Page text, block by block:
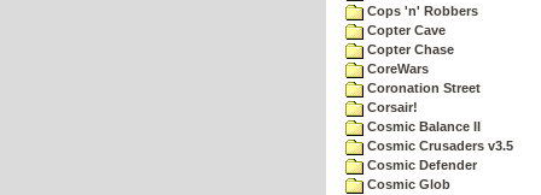
Cops 'n' Robbers
Copter Cave
Copter Chase
CoreWars
Coronation Street
Corsair!
Cosmic Balance II
Cosmic Crusaders v3.5
Cosmic Defender
Cosmic Glob